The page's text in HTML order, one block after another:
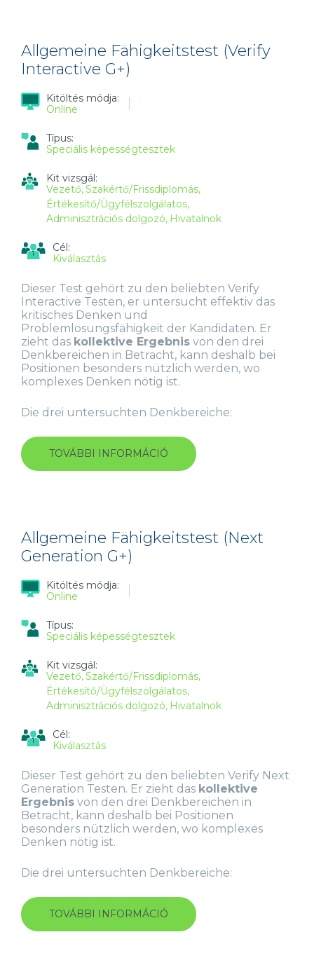
Allgemeine Fähigkeitstest (Verify
Interactive G+)
Kitöltés módja:
Online
Típus:
Speciális képességtesztek
Kit vizsgál:
Vezető Szakértő/Frissdiplomás
Értékesítő/Ügyfélszolgálatos
Adminisztrációs dolgozó Hivatalnok
Cél:
Kiválasztás
Dieser Test gehört zu den beliebten Verify
Interactive Testen, er untersucht effektiv das
kritisches Denken und
Problemlösungsfähigkeit der Kandidaten. Er
zieht das kollektive Ergebnis von den drei
Denkbereichen in Betracht, kann deshalb bei
Positionen besonders nützlich werden, wo
komplexes Denken nötig ist.
Die drei untersuchten Denkbereiche:
TOVÁBBI INFORMÁCIÓ ALLGEMEINE
FÄHIGKEITSTEST
KAPCSOLATOSAN
Allgemeine Fähigkeitstest (Next
Generation G+)
Kitöltés módja:
Online
Típus:
Speciális képességtesztek
Kit vizsgál:
Vezető Szakértő/Frissdiplomás
Értékesítő/Ügyfélszolgálatos
Adminisztrációs dolgozó Hivatalnok
Cél:
Kiválasztás
Dieser Test gehört zu den beliebten Verify Next
Generation Testen. Er zieht das kollektive
Ergebnis von den drei Denkbereichen in
Betracht, kann deshalb bei Positionen
besonders nützlich werden, wo komplexes
Denken nötig ist.
Die drei untersuchten Denkbereiche:
TOVÁBBI INFORMÁCIÓ ALLGEMEINE
FÄHIGKEITSTEST